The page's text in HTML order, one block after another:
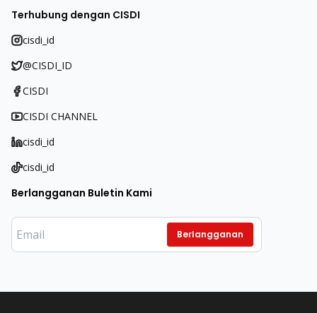
Terhubung dengan CISDI
cisdi_id
@CISDI_ID
CISDI
CISDI CHANNEL
cisdi_id
cisdi_id
Berlangganan Buletin Kami
Berlangganan